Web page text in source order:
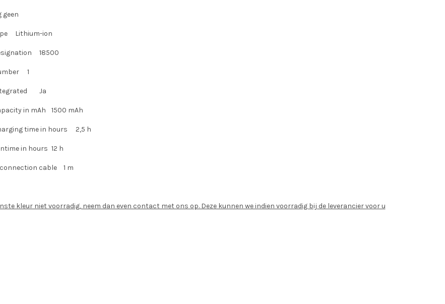
geen
Lithium-ion
18500
1
Ja
in mAh 1500 mAh
time in hours 2,5 h
in hours 12 h
cable 1 m
kleur niet voorradig, neem dan even contact met ons op. Deze kunnen we indien voorradig bij de leverancier voor u